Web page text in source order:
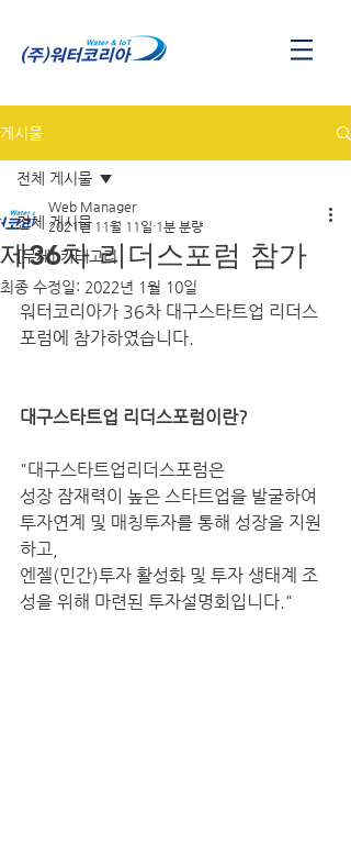
게시물
전체 게시물
[무제] 카테고리
전체 게시물
제36차 리더스포럼 참가
Web Manager
2021년 11월 11일 1분 분량
최종 수정일: 2022년 1월 10일
워터코리아가 36차 대구스타트업 리더스
포럼에 참가하였습니다.
대구스타트업 리더스포럼이란?
"대구스타트업리더스포럼은
성장 잠재력이 높은 스타트업을 발굴하여
투자연계 및 매칭투자를 통해 성장을 지원
하고,
엔젤(민간)투자 활성화 및 투자 생태계 조
성을 위해 마련된 투자설명회입니다."